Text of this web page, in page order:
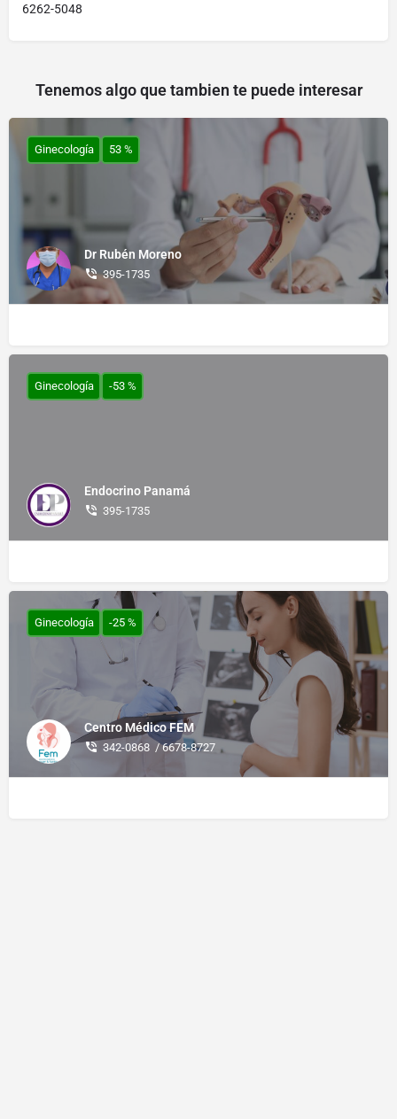
6262-5048
Tenemos algo que tambien te puede interesar
Dr Rubén Moreno
395-1735
Ginecología 53 %
Endocrino Panamá
395-1735
Ginecología -53 %
Centro Médico FEM
342-0868 / 6678-8727
Ginecología -25 %